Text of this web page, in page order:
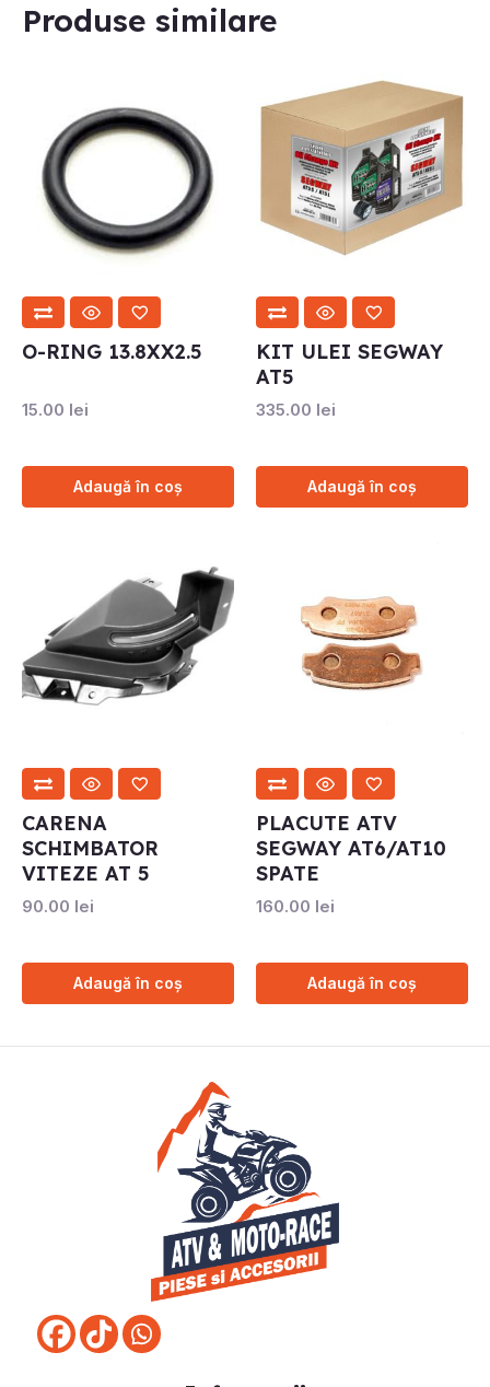
Produse similare
O-RING 13.8XX2.5
15.00 lei
Adaugă în coș
KIT ULEI SEGWAY
AT5
335.00 lei
Adaugă în coș
CARENA
SCHIMBATOR
VITEZE AT 5
90.00 lei
Adaugă în coș
PLACUTE ATV
SEGWAY AT6/AT10
SPATE
160.00 lei
Adaugă în coș